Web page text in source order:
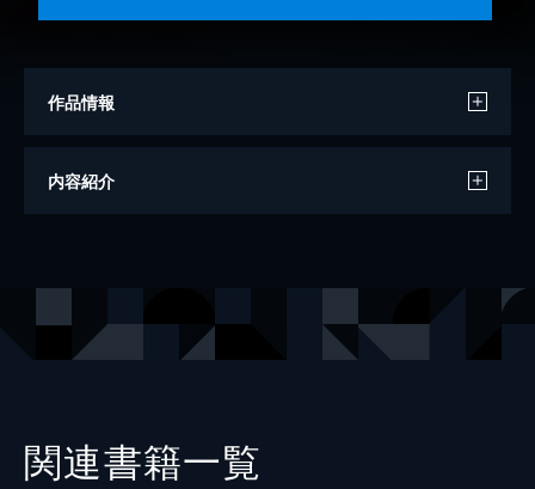
作品情報
著者
レーベル アリアンローズ
内容紹介
関連書籍一覧